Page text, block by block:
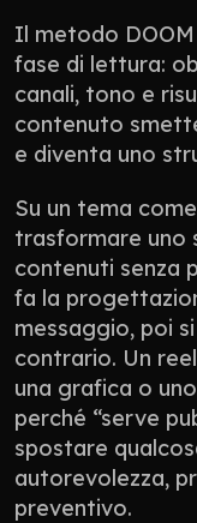
Il metodo
fase di lettura:
canali, tono e
contenuto
e diventa uno
Su un tema
trasformare uno
contenuti senza
fa la
messaggio, poi
contrario. Un
una grafica o
perché “serve
spostare
autorevolezza,
preventivo.